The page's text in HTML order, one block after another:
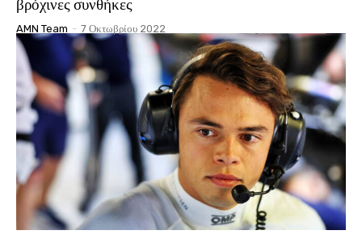
βρόχινες συνθήκες
AMN Team - 7 Οκτωβρίου 2022